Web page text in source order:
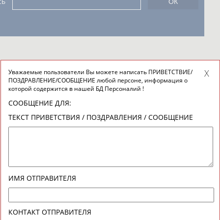
Уважаемые пользователи Вы можете написать ПРИВЕТСТВИЕ/
ПОЗДРАВЛЕНИЕ/СООБЩЕНИЕ любой персоне, информация о
которой содержится в нашей БД Персоналий !
СООБЩЕНИЕ ДЛЯ:
ТЕКСТ ПРИВЕТСТВИЯ / ПОЗДРАВЛЕНИЯ / СООБЩЕНИЕ
ИМЯ ОТПРАВИТЕЛЯ
КОНТАКТ ОТПРАВИТЕЛЯ